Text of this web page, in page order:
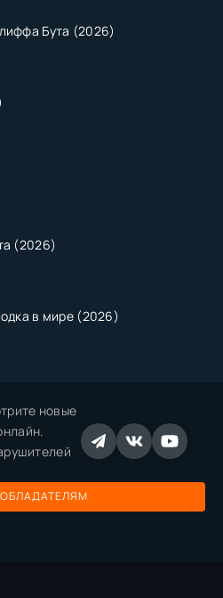
Бута (2026)
(2026)
в мире (2026)
новые